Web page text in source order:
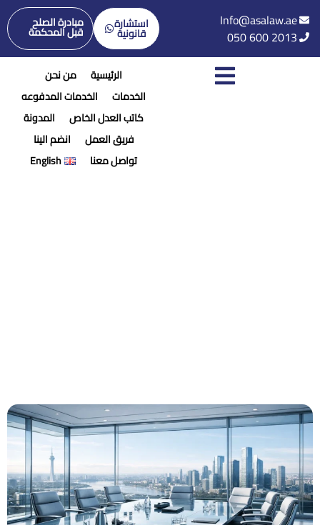
Info@asalaw.ae
050 600 2013
استشارة
قانونية
مبادرة الصلح
قبل المحكمة
الرئيسية
من نحن
الخدمات
الخدمات المدفوعه
كاتب العدل الخاص
المدونة
فريق العمل
انضم الينا
تواصل معنا
English